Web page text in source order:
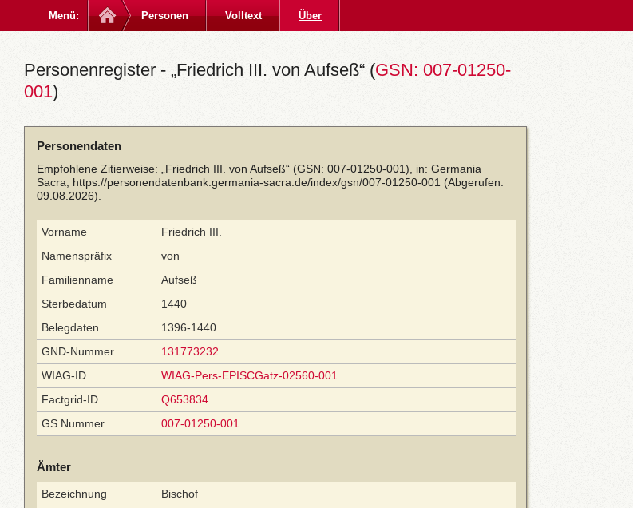
Menü: Personen Volltext Über
Personenregister - „Friedrich III. von Aufseß“ (GSN: 007-01250-
001)
Personendaten
Empfohlene Zitierweise: „Friedrich III. von Aufseß“ (GSN: 007-01250-001), in: Germania
Sacra, https://personendatenbank.germania-sacra.de/index/gsn/007-01250-001 (Abgerufen:
09.08.2026).
Vorname
Friedrich III.
Namenspräfix
von
Familienname
Aufseß
Sterbedatum
1440
Belegdaten
1396-1440
GND-Nummer
131773232
WIAG-ID
WIAG-Pers-EPISCGatz-02560-001
Factgrid-ID
Q653834
GS Nummer
007-01250-001
Ämter
Bezeichnung
Bischof